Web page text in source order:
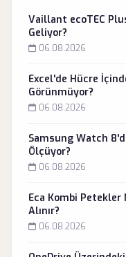
Vaillant ecoTEC
Geliyor?
06.08.2026
Excel'de Hücre
Görünmüyor?
06.08.2026
Samsung Watch
Ölçüyor?
06.08.2026
Eca Kombi Petekler
Alınır?
06.08.2026